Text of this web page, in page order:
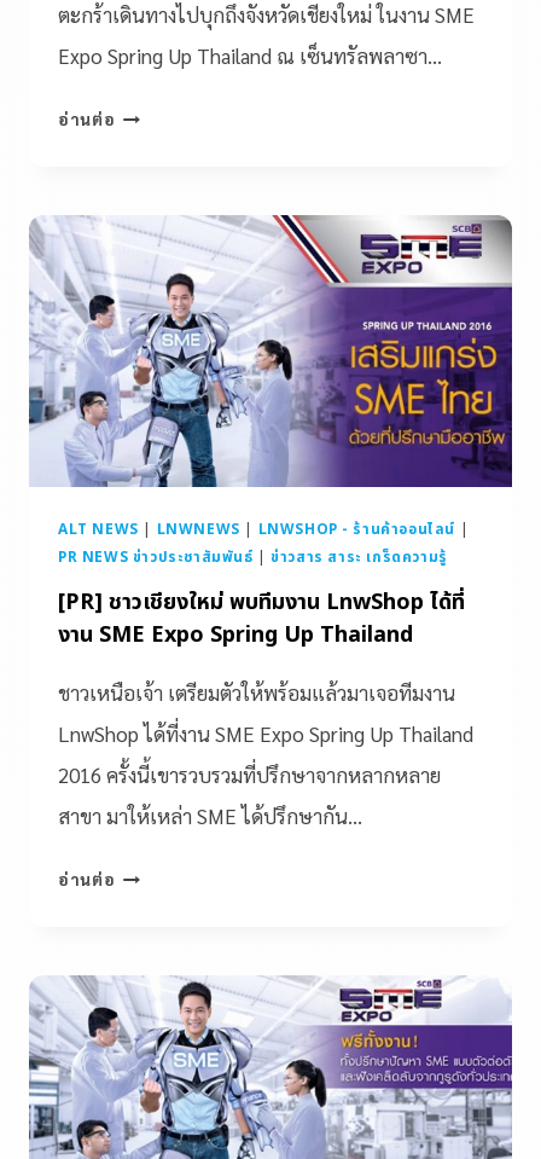
ตะกร้าเดินทางไปบุกถึงจังหวัดเชียงใหม่ ในงาน SME
Expo Spring Up Thailand ณ เซ็นทรัลพลาซา…
อ่านต่อ
ALT NEWS | LNWNEWS | LNWSHOP - ร้านค้าออนไลน์ |
PR NEWS ข่าวประชาสัมพันธ์ |ข่าวสาร สาระ เกร็ดความรู้
[PR] ชาวเชียงใหม่ พบทีมงาน LnwShop ได้ที่
งาน SME Expo Spring Up Thailand
ชาวเหนือเจ้า เตรียมตัวให้พร้อมแล้วมาเจอทีมงาน
LnwShop ได้ที่งาน SME Expo Spring Up Thailand
2016 ครั้งนี้เขารวบรวมที่ปรึกษาจากหลากหลาย
สาขา มาให้เหล่า SME ได้ปรึกษากัน…
อ่านต่อ